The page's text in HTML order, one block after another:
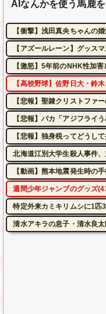
AIなんかを使う馬鹿
【衝撃】浅田真央ちゃんの
【アズールレーン】グッス
【激怒】5年前のNHK性加
【高校野球】佐野日大・鈴
【悲報】聖隷クリストファ
【悲報】バカ「アジフライ
【悲報】独身税ってどうし
北海道江別大学生殺人事件
【動画】熊本地震発生時の
週間少年ジャンプのグッズ
特定外来カミキリムシに1匹
清水アキラの息子・清水良